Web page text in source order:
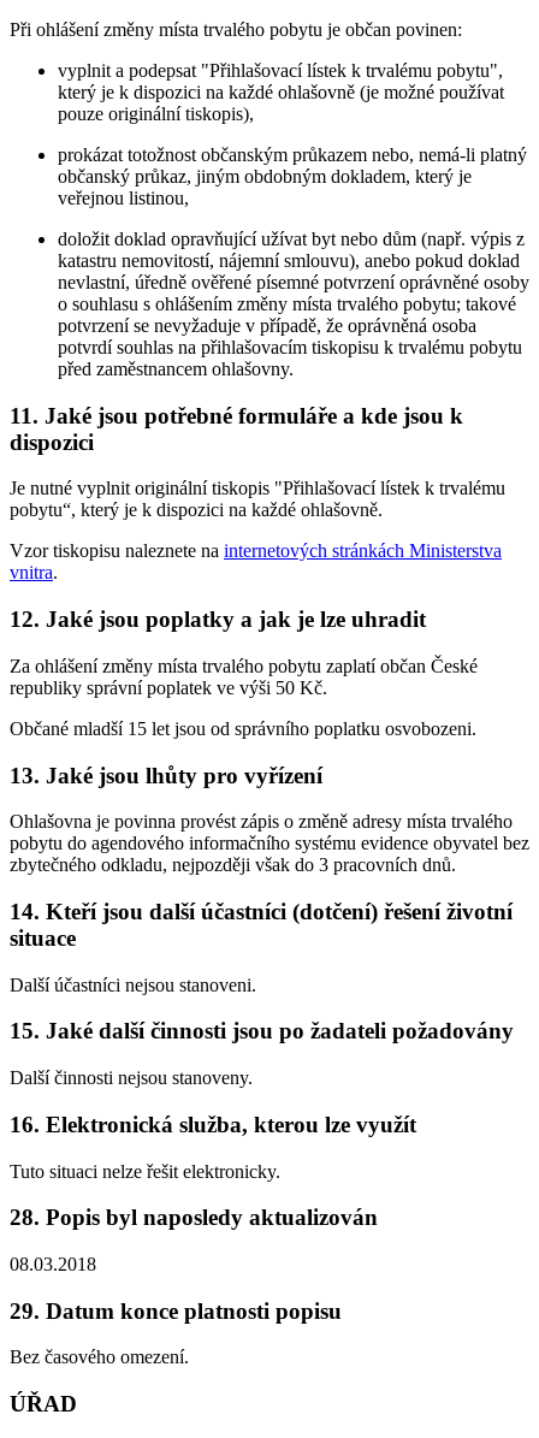
Při ohlášení změny místa trvalého pobytu je občan povinen:
vyplnit a podepsat "Přihlašovací lístek k trvalému pobytu",
který je k dispozici na každé ohlašovně (je možné používat
pouze originální tiskopis),
prokázat totožnost občanským průkazem nebo, nemá-li platný
občanský průkaz, jiným obdobným dokladem, který je
veřejnou listinou,
doložit doklad opravňující užívat byt nebo dům (např. výpis z
katastru nemovitostí, nájemní smlouvu), anebo pokud doklad
nevlastní, úředně ověřené písemné potvrzení oprávněné osoby
o souhlasu s ohlášením změny místa trvalého pobytu; takové
potvrzení se nevyžaduje v případě, že oprávněná osoba
potvrdí souhlas na přihlašovacím tiskopisu k trvalému pobytu
před zaměstnancem ohlašovny.
11. Jaké jsou potřebné formuláře a kde jsou k
dispozici
Je nutné vyplnit originální tiskopis "Přihlašovací lístek k trvalému
pobytu“, který je k dispozici na každé ohlašovně.
Vzor tiskopisu naleznete na internetových stránkách Ministerstva
vnitra.
12. Jaké jsou poplatky a jak je lze uhradit
Za ohlášení změny místa trvalého pobytu zaplatí občan České
republiky správní poplatek ve výši 50 Kč.
Občané mladší 15 let jsou od správního poplatku osvobozeni.
13. Jaké jsou lhůty pro vyřízení
Ohlašovna je povinna provést zápis o změně adresy místa trvalého
pobytu do agendového informačního systému evidence obyvatel bez
zbytečného odkladu, nejpozději však do 3 pracovních dnů.
14. Kteří jsou další účastníci (dotčení) řešení životní
situace
Další účastníci nejsou stanoveni.
15. Jaké další činnosti jsou po žadateli požadovány
Další činnosti nejsou stanoveny.
16. Elektronická služba, kterou lze využít
Tuto situaci nelze řešit elektronicky.
28. Popis byl naposledy aktualizován
08.03.2018
29. Datum konce platnosti popisu
Bez časového omezení.
ÚŘAD